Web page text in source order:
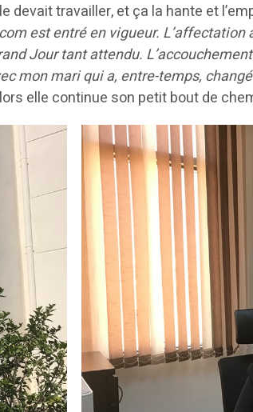
devait travailler, et ça la hante et
est entré en vigueur.
Jour tant attendu.
mon mari qui a, entre-temps,
elle continue son petit bout de